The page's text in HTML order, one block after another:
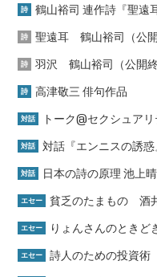
詩 鶴山裕司 連作詩『聖遠
詩 聖遠耳 鶴山裕司（公開
詩 羽沢 鶴山裕司（公開終
詩 高津敬三 俳句作品
対話 トーク@セクシュア
対話 対話『エンニスの誘
対話 日本の詩の原理 池上
エセー 貧乏のたまもの 酒
エセー りょんさんのときど
エセー 詩人のための投資